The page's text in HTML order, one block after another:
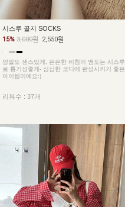
시스루 골지 SOCKS
15% 3,000원 2,550원
양말도 센스있게, 은은한 비침이 맴도는 시스루
로 통기성좋게- 심심한 코디에 완성시키기 좋은
아이템이예요:)
리뷰수 : 37개